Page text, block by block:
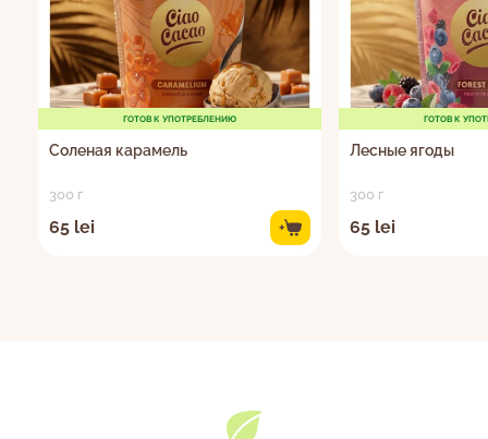
ГОТОВ К УПОТРЕБЛЕНИЮ
Cоленая карамель
300 г
65 lei +
ГОТОВ К
Лесные ягоды
300 г
65 lei